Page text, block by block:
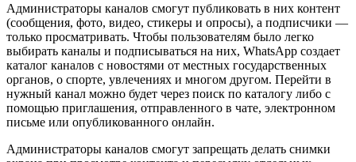
Администраторы каналов смогут публиковать в них контент
(сообщения, фото, видео, стикеры и опросы), а подписчики —
только просматривать. Чтобы пользователям было легко
выбирать каналы и подписываться на них, WhatsApp создает
каталог каналов с новостями от местных государственных
органов, о спорте, увлечениях и многом другом. Перейти в
нужный канал можно будет через поиск по каталогу либо с
помощью приглашения, отправленного в чате, электронном
письме или опубликованного онлайн.
Администраторы каналов смогут запрещать делать снимки